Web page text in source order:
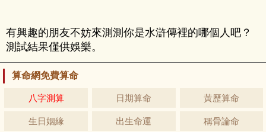
有興趣的朋友不妨來測測你是水滸傳裡的哪個人吧？
測試結果僅供娛樂。
算命網免費算命
八字測算 日期算命 黃歷算命
生日姻緣 出生命運 稱骨論命